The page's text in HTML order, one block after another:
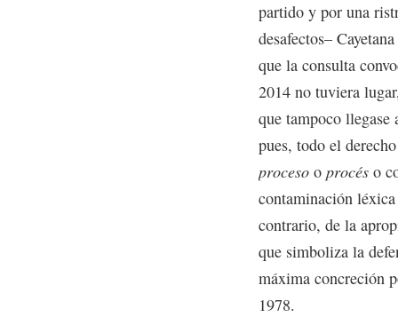
partido y por una
desafectos–
que la consulta
2014 no tuviera
que tampoco
pues, todo el
procesoo procéso
contaminación
contrario, de la
que simboliza la
máxima concreción
1978.